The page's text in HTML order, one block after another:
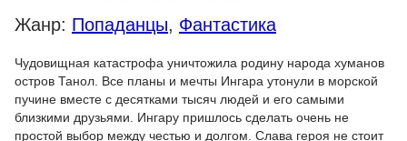
Жанр: Попаданцы, Фантастика
Чудовищная катастрофа уничтожила родину народа хуманов
остров Танол. Все планы и мечты Ингара утонули в морской
пучине вместе с десятками тысяч людей и его самыми
близкими друзьями. Ингару пришлось сделать очень не
простой выбор между честью и долгом. Слава героя не стоит